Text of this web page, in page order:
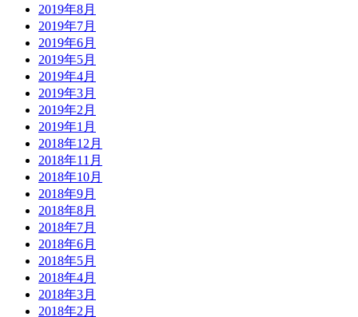
2019年8月
2019年7月
2019年6月
2019年5月
2019年4月
2019年3月
2019年2月
2019年1月
2018年12月
2018年11月
2018年10月
2018年9月
2018年8月
2018年7月
2018年6月
2018年5月
2018年4月
2018年3月
2018年2月